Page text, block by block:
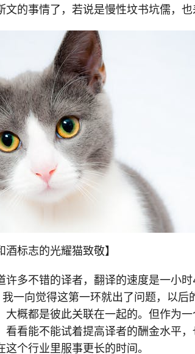
文的事情了，若说是慢性坟书坑儒，也
酒标志的光耀猫致敬】
许多不错的译者，翻译的速度是一小
一向觉得这第一环就出了问题，以后
大概都是彼此关联在一起的。但作为
看看能不能试着提高译者的酬金水平，
个行业里服事更长的时间。